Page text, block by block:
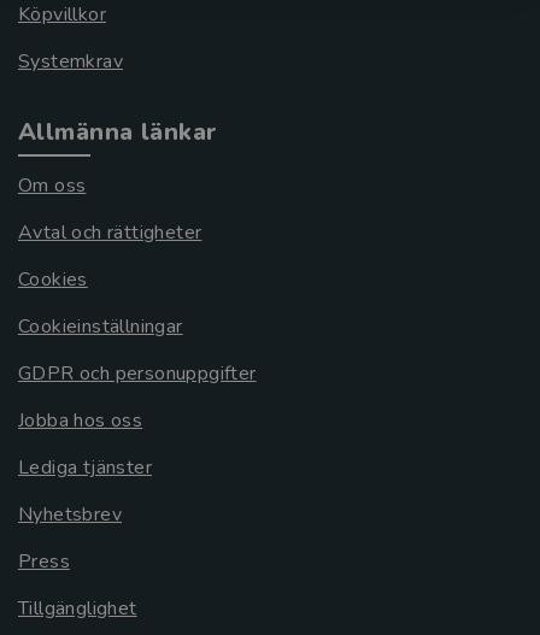
Köpvillkor
Systemkrav
Allmänna länkar
Om oss
Avtal och rättigheter
Cookies
Cookieinställningar
GDPR och personuppgifter
Jobba hos oss
Lediga tjänster
Nyhetsbrev
Press
Tillgänglighet